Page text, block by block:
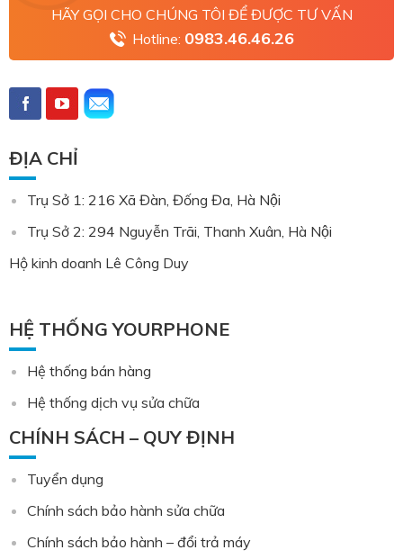
HÃY GỌI CHO CHÚNG TÔI ĐỂ ĐƯỢC TƯ VẤN
Hotline: 0983.46.46.26
ĐỊA CHỈ
Trụ Sở 1: 216 Xã Đàn, Đống Đa, Hà Nội
Trụ Sở 2: 294 Nguyễn Trãi, Thanh Xuân, Hà Nội
Hộ kinh doanh Lê Công Duy
HỆ THỐNG YOURPHONE
Hệ thống bán hàng
Hệ thống dịch vụ sửa chữa
CHÍNH SÁCH – QUY ĐỊNH
Tuyển dụng
Chính sách bảo hành sửa chữa
Chính sách bảo hành – đổi trả máy